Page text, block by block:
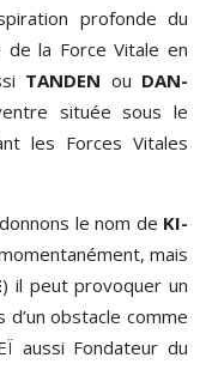
profonde du
de la Force Vitale en
TANDEN ou DAN-
située sous le
les Forces Vitales
le nom de KI-
mais
) il peut provoquer un
obstacle comme
aussi Fondateur du